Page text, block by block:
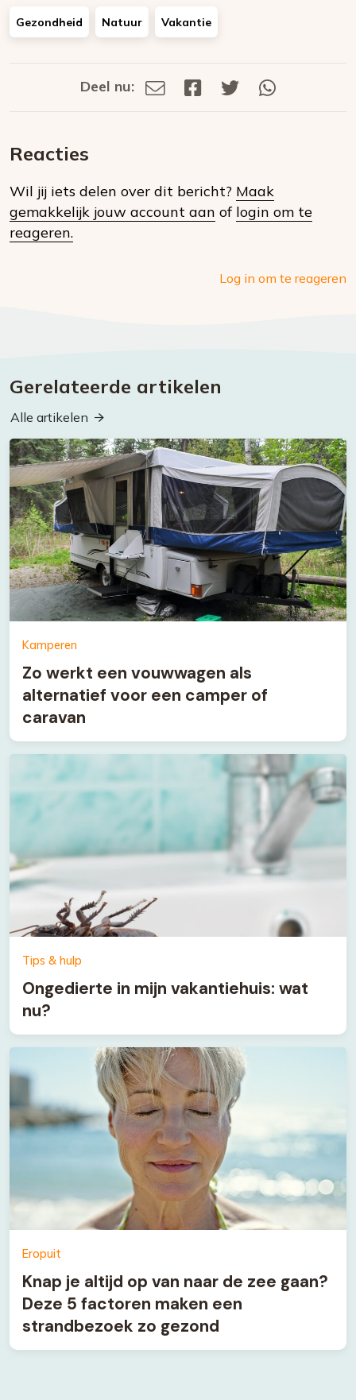
Gezondheid Natuur Vakantie
Deel
social
Deel nu:
Deel
Deel
Deel
Reacties
Wil jij iets delen over dit bericht? Maak
gemakkelijk jouw account aan of login om te
reageren.
Log in om te reageren
Gerelateerde artikelen
Alle artikelen
Kamperen
Zo werkt een vouwwagen als
alternatief voor een camper of
caravan
Tips & hulp
Ongedierte in mijn vakantiehuis: wat
nu?
Eropuit
Knap je altijd op van naar de zee gaan?
Deze 5 factoren maken een
strandbezoek zo gezond